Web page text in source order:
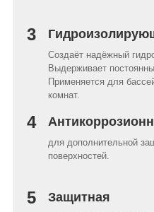
3
Создаёт надёжный
Выдерживает
Применяется для
комнат.
4
для дополнительной
поверхностей.
5 Защитная